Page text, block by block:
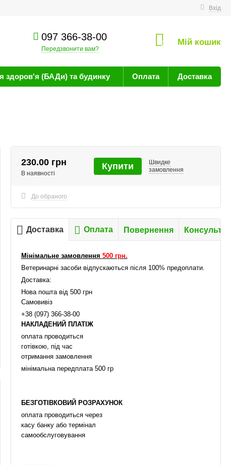
Вхід
097 366-38-00
Передзвонити вам?
0 Мій кошик
здоров'я (БАДи) та будинку Оплата Доставка
230.00 грн
В наявності
Купити
Швидке
замовлення
До обраного
Доставка Оплата Повернення
Мінімальне замовлення 500 грн.
Ветеринарні засоби відпускаються після 100% предоплати.
Доставка:
Нова пошта від 500 грн
Самовивіз
+38 (097) 366-38-00
НАКЛАДЕНИЙ ПЛАТІЖ
оплата проводиться
готівкою, під час
отримання замовлення
мінімальна передплата 500 гр
БЕЗГОТІВКОВИЙ РОЗРАХУНОК
оплата проводиться через
касу банку або термінал
самообслуговування